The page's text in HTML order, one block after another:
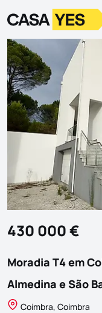
LogoIr para a
430 000 €
Moradia T4 em
Almedina e São
Coimbra, Coimbra